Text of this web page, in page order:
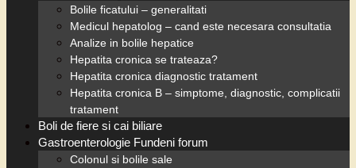
Bolile ficatului – generalitati
Medicul hepatolog – cand este necesara consultatia
Analize in bolile hepatice
Hepatita cronica se trateaza?
Hepatita cronica diagnostic tratament
Hepatita cronica B – simptome, diagnostic, complicatii
tratament
Boli de fiere si cai biliare
Gastroenterologie Fundeni forum
Colonul si bolile sale